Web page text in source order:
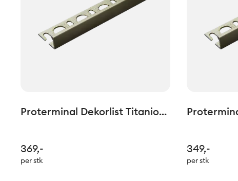
Proterminal Dekorlist Titanio
369,-
per stk
349,-
per stk